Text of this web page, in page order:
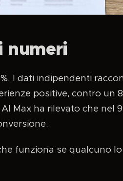
numeri
I dati indipendenti
positive, contro un
Max ha rilevato che nel
funziona se qualcuno